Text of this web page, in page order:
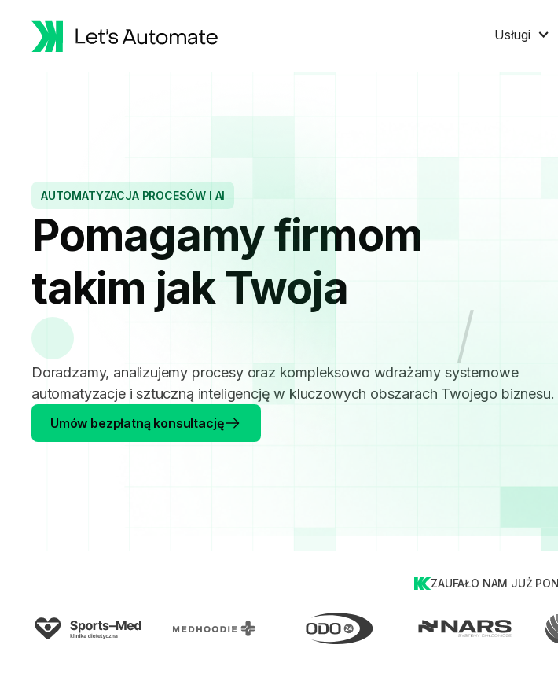
Usługi
AUTOMATYZACJA PROCESÓW I AI
Pomagamy firmom
takim jak Twoja
Doradzamy, analizujemy procesy oraz kompleksowo wdrażamy systemowe
automatyzacje i sztuczną inteligencję w kluczowych obszarach Twojego biznesu.
Umów bezpłatną konsultację
ZAUFAŁO NAM JUŻ